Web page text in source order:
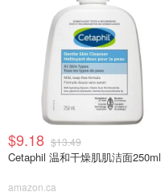
$9.18 $13.49
Cetaphil 温和干燥肌肌洁面250ml
amazon.ca